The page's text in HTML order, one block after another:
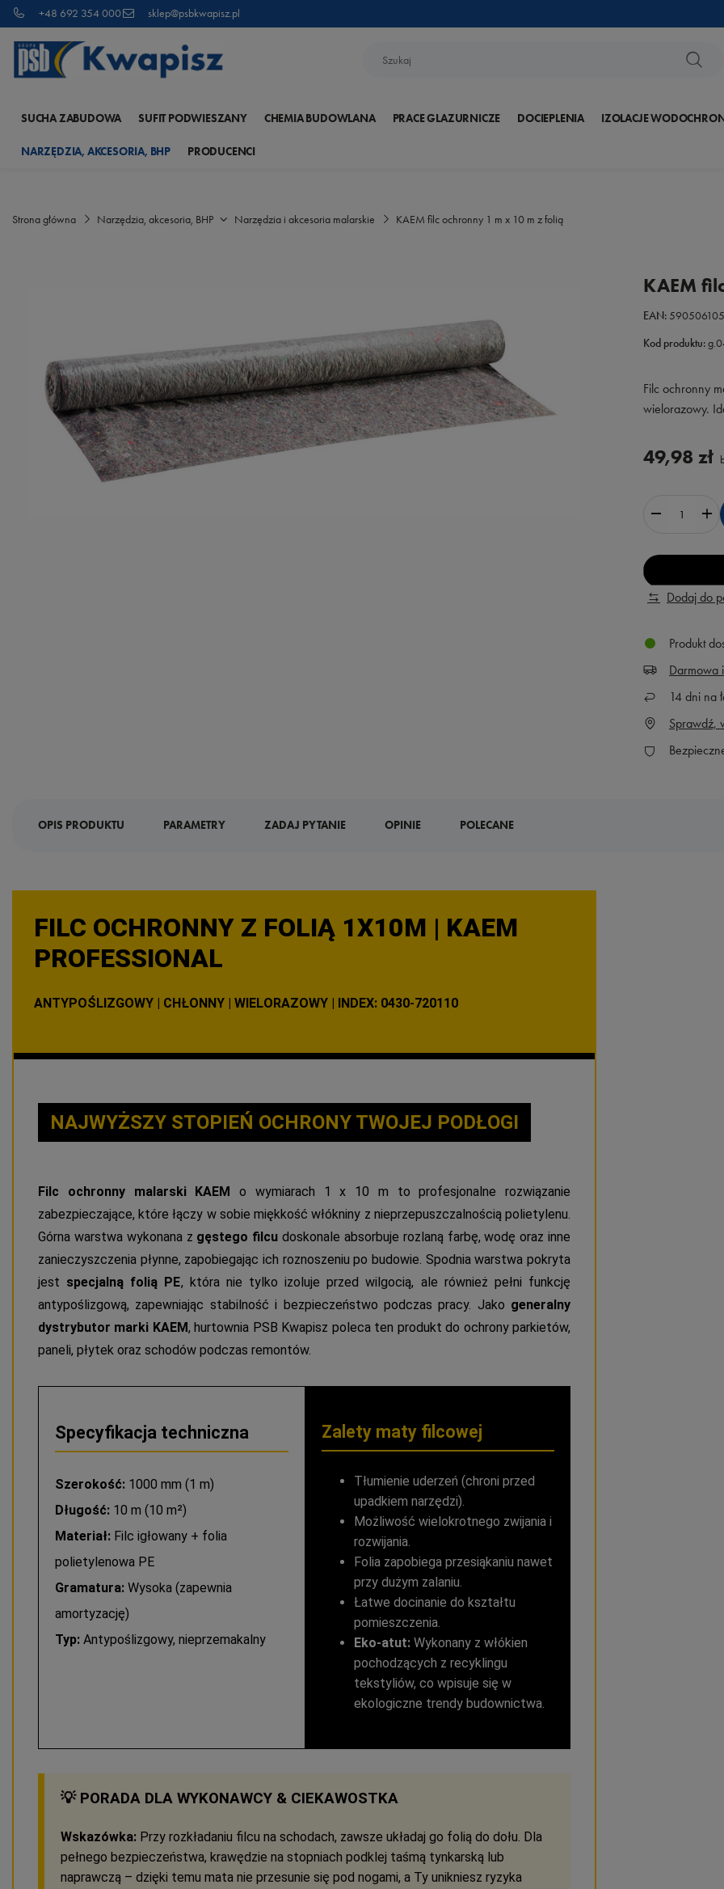
+48 692 354 000 sklep@psbkwapisz.pl
SUCHA ZABUDOWA SUFIT PODWIESZANY CHEMIA BUDOWLANA PRACE GLAZURNICZE DOCIEPLENIA IZOLACJE
NARZĘDZIA, AKCESORIA, BHP PRODUCENCI
Strona główna Narzędzia, akcesoria, BHP Narzędzia i akcesoria malarskie KAEM filc ochronny 1 m x 10 m z folią
KAEM
EAN:
Kod produktu:
Filc ochronny
wielorazowy.
49,98 zł
Dodaj do
Produkt
Darmowa
14 dni na
Sprawdź,
OPIS PRODUKTU PARAMETRY ZADAJ PYTANIE OPINIE POLECANE
FILC OCHRONNY Z FOLIĄ 1X10M | KAEM
PROFESSIONAL
ANTYPOŚLIZGOWY | CHŁONNY | WIELORAZOWY | INDEX: 0430-720110
NAJWYŻSZY STOPIEŃ OCHRONY TWOJEJ PODŁOGI
Filc ochronny malarski KAEM o wymiarach 1 x 10 m to profesjonalne rozwiązanie
zabezpieczające, które łączy w sobie miękkość włókniny z nieprzepuszczalnością polietylenu.
Górna warstwa wykonana z gęstego filcu doskonale absorbuje rozlaną farbę, wodę oraz inne
zanieczyszczenia płynne, zapobiegając ich roznoszeniu po budowie. Spodnia warstwa pokryta
jest specjalną folią PE, która nie tylko izoluje przed wilgocią, ale również pełni funkcję
antypoślizgową, zapewniając stabilność i bezpieczeństwo podczas pracy. Jako generalny
dystrybutor marki KAEM, hurtownia PSB Kwapisz poleca ten produkt do ochrony parkietów,
paneli, płytek oraz schodów podczas remontów.
Specyfikacja techniczna
Szerokość: 1000 mm (1 m)
Długość: 10 m (10 m²)
Materiał: Filc igłowany + folia
polietylenowa PE
Gramatura: Wysoka (zapewnia
amortyzację)
Typ: Antypoślizgowy, nieprzemakalny
Zalety maty filcowej
Tłumienie uderzeń (chroni przed
upadkiem narzędzi).
Możliwość wielokrotnego zwijania i
rozwijania.
Folia zapobiega przesiąkaniu nawet
przy dużym zalaniu.
Łatwe docinanie do kształtu
pomieszczenia.
Eko-atut:Wykonany z włókien
pochodzących z recyklingu
tekstyliów, co wpisuje się w
ekologiczne trendy budownictwa.
💡 PORADA DLA WYKONAWCY & CIEKAWOSTKA
Wskazówka: Przy rozkładaniu filcu na schodach, zawsze układaj go folią do dołu. Dla
pełnego bezpieczeństwa, krawędzie na stopniach podklej taśmą tynkarską lub
naprawczą – dzięki temu mata nie przesunie się pod nogami, a Ty unikniesz ryzyka